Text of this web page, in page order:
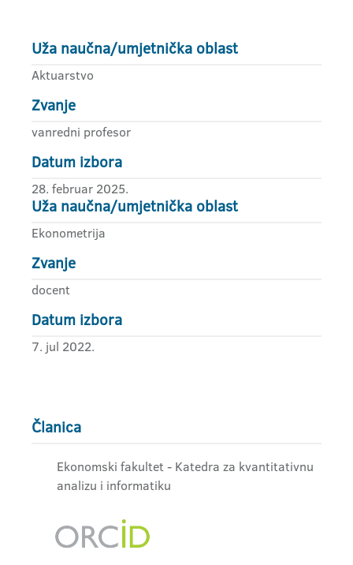
Uža naučna/umjetnička oblast
Aktuarstvo
Zvanje
vanredni profesor
Datum izbora
28. februar 2025.
Uža naučna/umjetnička oblast
Ekonometrija
Zvanje
docent
Datum izbora
7. jul 2022.
Članica
Ekonomski fakultet - Katedra za kvantitativnu
analizu i informatiku